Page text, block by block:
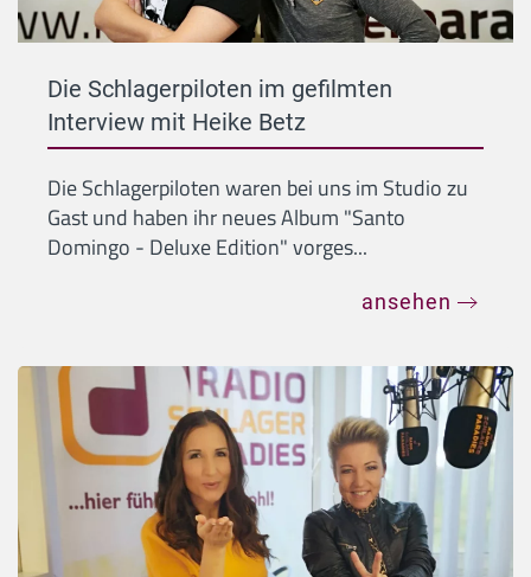
Die Schlagerpiloten im gefilmten
Interview mit Heike Betz
Die Schlagerpiloten waren bei uns im Studio zu
Gast und haben ihr neues Album "Santo
Domingo - Deluxe Edition" vorges...
ansehen